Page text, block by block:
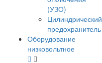
(УЗО)
Цилиндрический
предохранитель
Оборудование
низковольтное